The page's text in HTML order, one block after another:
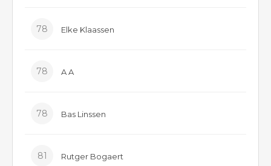
78 Elke Klaassen
78 A A
78 Bas Linssen
81 Rutger Bogaert